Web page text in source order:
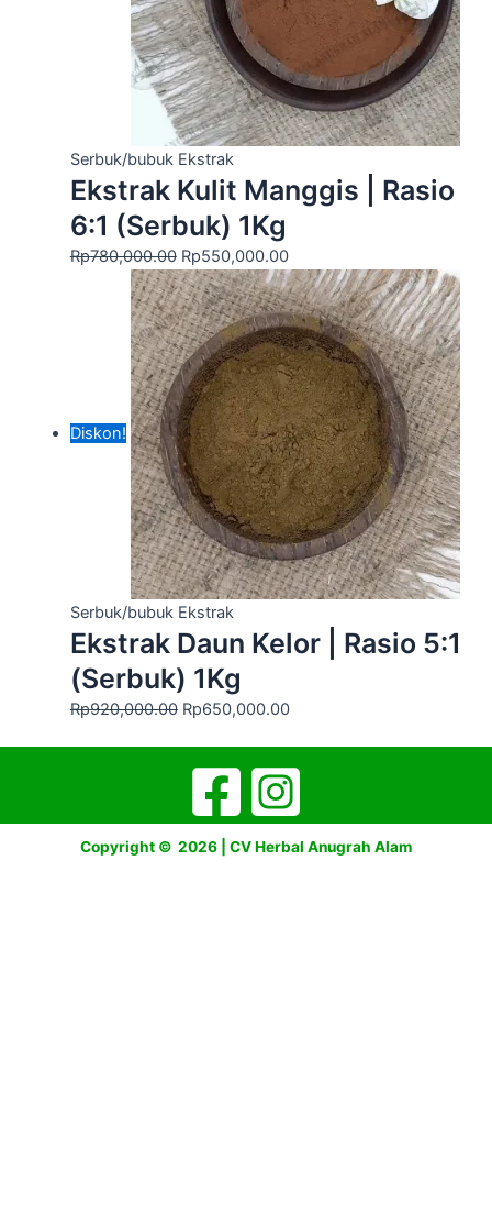
Serbuk/bubuk Ekstrak
Ekstrak Kulit Manggis | Rasio
6:1 (Serbuk) 1Kg
Rp780,000.00 Rp550,000.00
Diskon!
Serbuk/bubuk Ekstrak
Ekstrak Daun Kelor | Rasio 5:1
(Serbuk) 1Kg
Rp920,000.00 Rp650,000.00
Copyright © 2026 | CV Herbal Anugrah Alam